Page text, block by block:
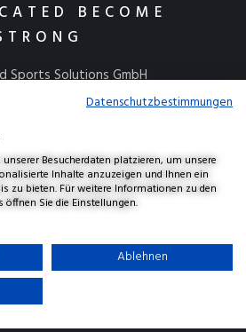
BECOME
Sports Solutions GmbH
Straße 115
95445 Bayreuth
Versand & Lieferung
Haftungsausschluss
Datenschutzbestimmungen
Besucherdaten platzieren, um unsere
Inhalte anzuzeigen und Ihnen ein
zu bieten. Für weitere Informationen zu den
Sie die Einstellungen.
Ablehnen